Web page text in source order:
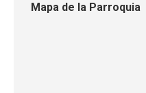
Mapa de la Parroquia